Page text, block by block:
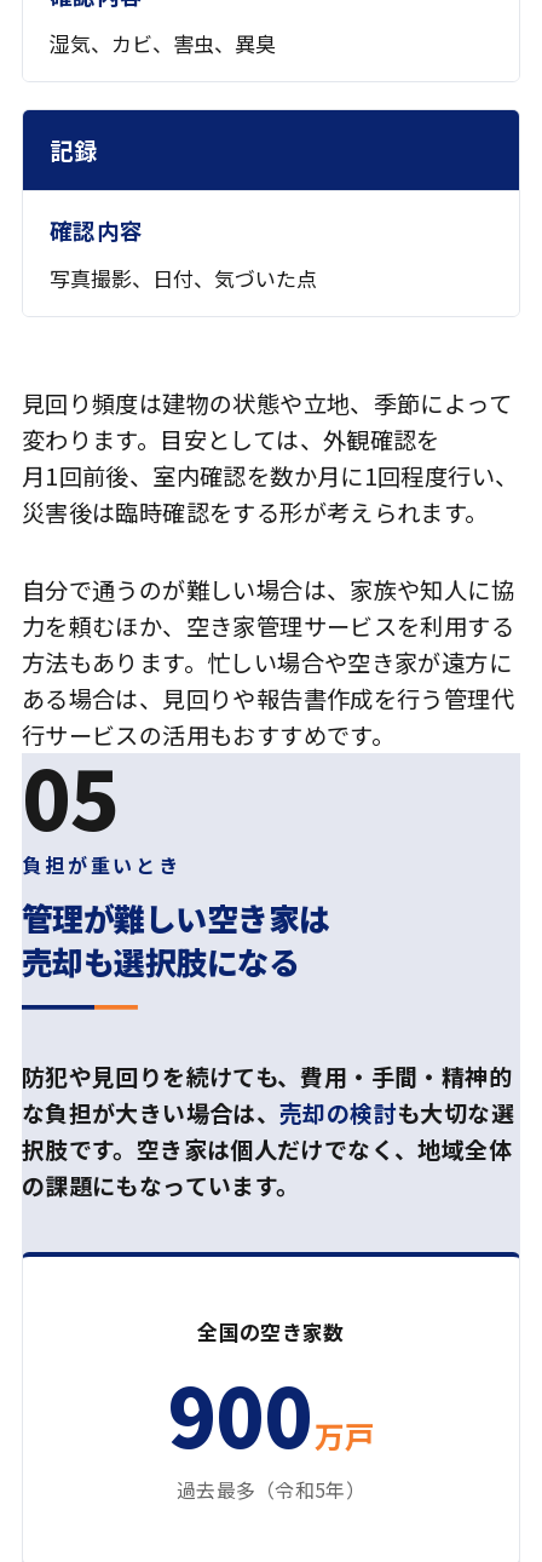
湿気、カビ、害虫、異臭
記録
写真撮影、日付、気づいた点
見回り頻度は建物の状態や立地、季節によって
変わります。目安としては、外観確認を
月1回前後、室内確認を数か月に1回程度行い、
災害後は臨時確認をする形が考えられます。
自分で通うのが難しい場合は、家族や知人に協
力を頼むほか、空き家管理サービスを利用する
方法もあります。忙しい場合や空き家が遠方に
ある場合は、見回りや報告書作成を行う管理代
行サービスの活用もおすすめです。
05
負担が重いとき
管理が難しい空き家は
売却も選択肢になる
防犯や見回りを続けても、費用・手間・精神的
な負担が大きい場合は、売却の検討も大切な選
択肢です。空き家は個人だけでなく、地域全体
の課題にもなっています。
全国の空き家数
900万戸
過去最多（令和5年）